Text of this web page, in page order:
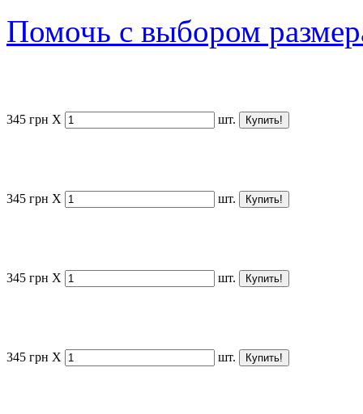
Помочь с выбором
345 грн X шт.
345 грн X шт.
345 грн X шт.
345 грн X шт.